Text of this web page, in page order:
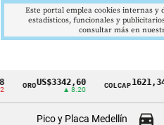
Cintillo
OROUS$3342,60
▲ 8.20
COLCAP1621,34
▲
Pico y Placa Medellín
Este portal emplea cookies internas y
estadísticos, funcionales y
consultar más en